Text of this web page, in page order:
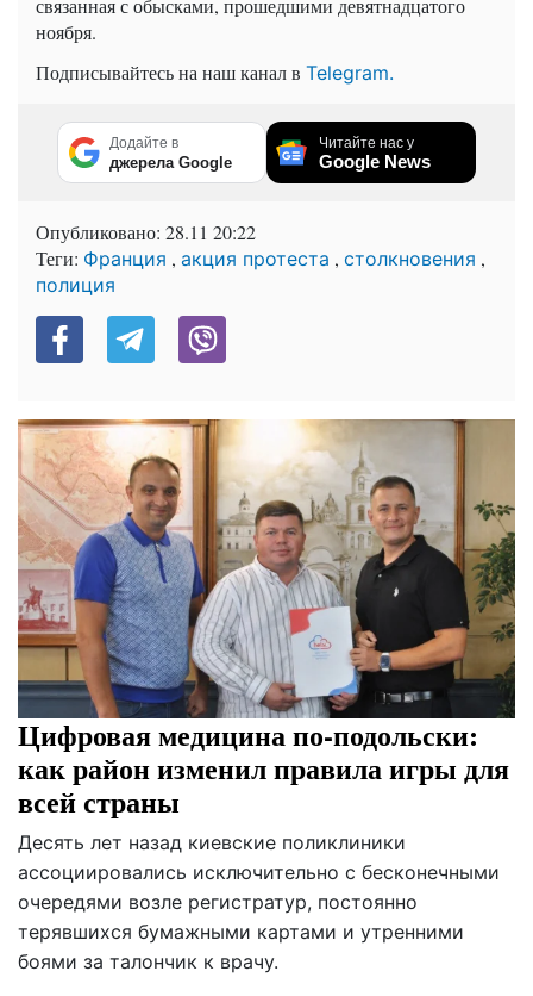
связанная с обысками, прошедшими девятнадцатого
ноября.
Подписывайтесь на наш канал в Telegram.
Додайте в
джерела Google
Читайте нас у
Google News
Опубликовано: 28.11 20:22
Теги: Франция , акция протеста , столкновения ,
полиция
Цифровая медицина по-подольски:
как район изменил правила игры для
всей страны
Десять лет назад киевские поликлиники
ассоциировались исключительно с бесконечными
очередями возле регистратур, постоянно
терявшихся бумажными картами и утренними
боями за талончик к врачу.